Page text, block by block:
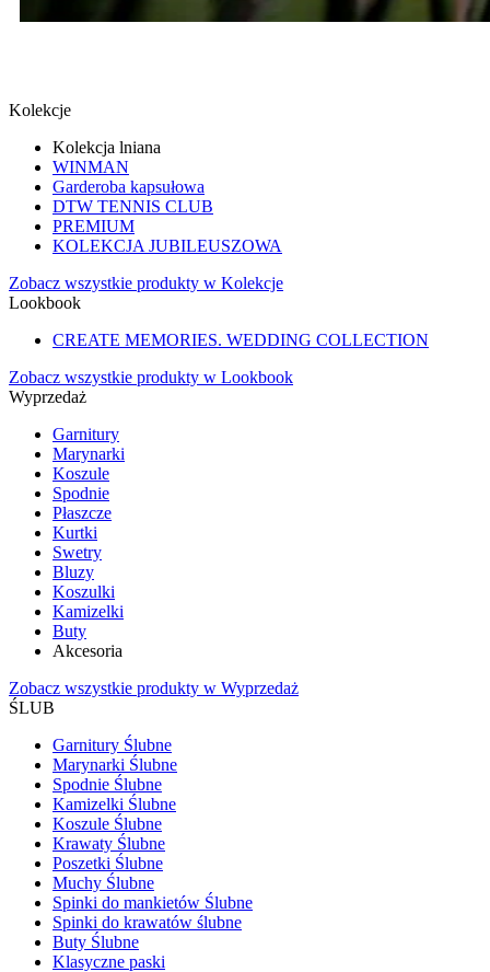
Kolekcje
Kolekcja lniana
WINMAN
Garderoba kapsułowa
DTW TENNIS CLUB
PREMIUM
KOLEKCJA JUBILEUSZOWA
Zobacz wszystkie produkty w Kolekcje
Lookbook
CREATE MEMORIES. WEDDING COLLECTION
Zobacz wszystkie produkty w Lookbook
Wyprzedaż
Garnitury
Marynarki
Koszule
Spodnie
Płaszcze
Kurtki
Swetry
Bluzy
Koszulki
Kamizelki
Buty
Akcesoria
Zobacz wszystkie produkty w Wyprzedaż
ŚLUB
Garnitury Ślubne
Marynarki Ślubne
Spodnie Ślubne
Kamizelki Ślubne
Koszule Ślubne
Krawaty Ślubne
Poszetki Ślubne
Muchy Ślubne
Spinki do mankietów Ślubne
Spinki do krawatów ślubne
Buty Ślubne
Klasyczne paski